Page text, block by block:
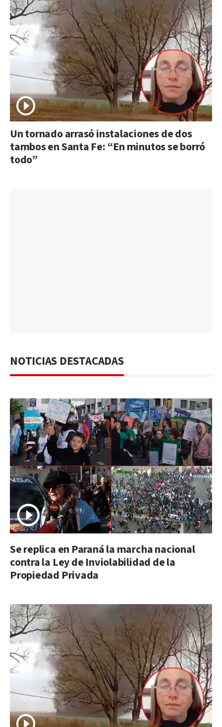
Un tornado arrasó instalaciones de dos
tambos en Santa Fe: “En minutos se borró
todo”
NOTICIAS DESTACADAS
Se replica en Paraná la marcha nacional
contra la Ley de Inviolabilidad de la
Propiedad Privada